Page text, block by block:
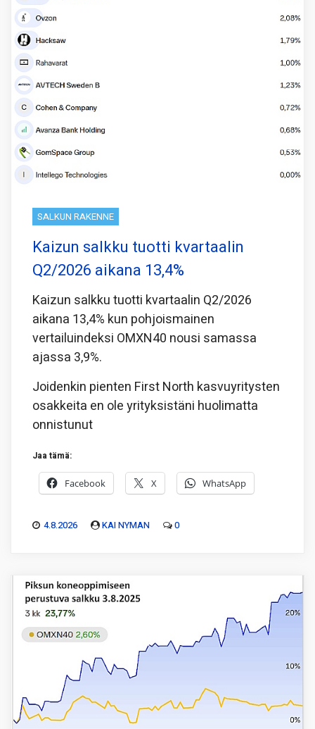
SALKUN RAKENNE
Kaizun salkku tuotti kvartaalin
Q2/2026 aikana 13,4%
Kaizun salkku tuotti kvartaalin Q2/2026
aikana 13,4% kun pohjoismainen
vertailuindeksi OMXN40 nousi samassa
ajassa 3,9%.
Joidenkin pienten First North kasvuyritysten
osakkeita en ole yrityksistäni huolimatta
onnistunut
Jaa tämä:
Facebook X WhatsApp
4.8.2026 KAI NYMAN 0